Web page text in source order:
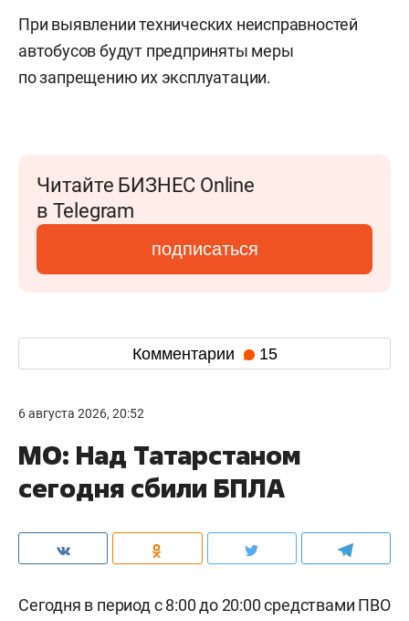
При выявлении технических неисправностей
автобусов будут предприняты меры
по запрещению их эксплуатации.
Читайте БИЗНЕС Online
в Telegram
подписаться
Комментарии 15
6 августа 2026, 20:52
МО: Над Татарстаном
сегодня сбили БПЛА
Сегодня в период с 8:00 до 20:00 средствами ПВО